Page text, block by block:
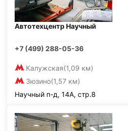
Автотехцентр Научный
+7 (499) 288-05-36
Калужская(1,09 км)
Зюзино(1,57 км)
Научный п-д, 14А, стр.8